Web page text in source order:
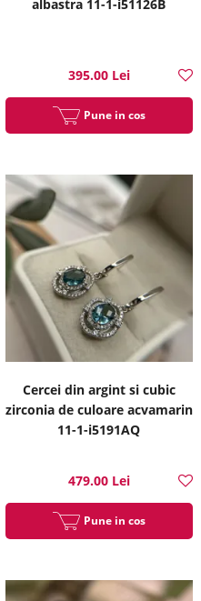
albastra 11-1-i51126B
395.00 Lei
Pune in cos
Cercei din argint si cubic
zirconia de culoare acvamarin
11-1-i5191AQ
479.00 Lei
Pune in cos